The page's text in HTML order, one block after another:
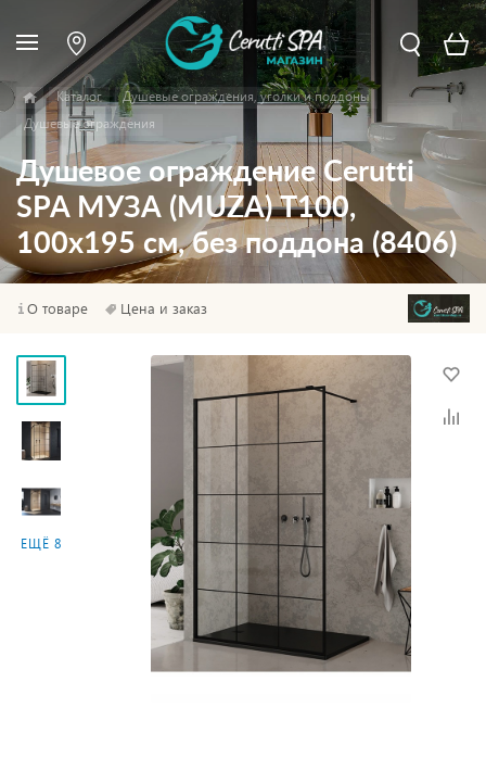
Каталог
Душевые ограждения, уголки и поддоны
Душевые ограждения
Душевое ограждение Cerutti
SPA МУЗА (MUZA) T100,
100х195 см, без поддона (8406)
О товаре Цена и заказ
ЕЩЁ 8